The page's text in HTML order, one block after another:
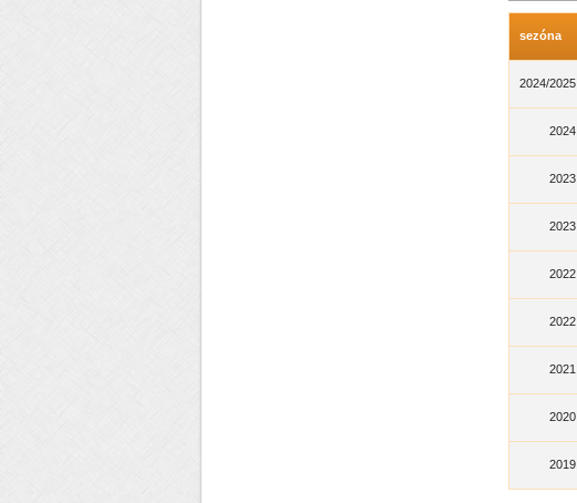
sezóna
2024/2025
2024
2023
2023
2022
2022
2021
2020
2019